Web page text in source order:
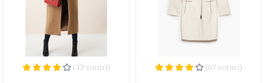
(37 voturi) (67 voturi)